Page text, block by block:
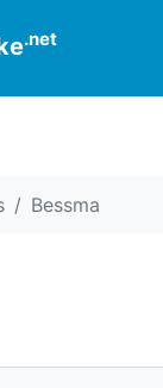
.net
Bessma